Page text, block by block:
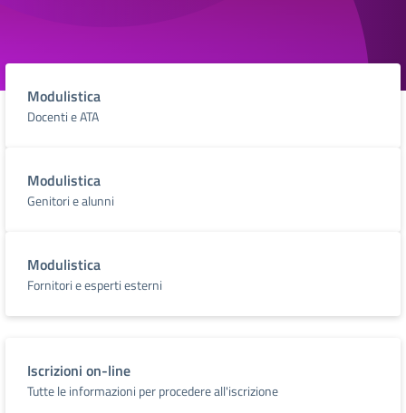
Modulistica
Docenti e ATA
Modulistica
Genitori e alunni
Modulistica
Fornitori e esperti esterni
Iscrizioni on-line
Tutte le informazioni per procedere all'iscrizione